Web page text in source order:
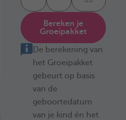
Bereken je
Groeipakket
De berekening van
het Groeipakket
gebeurt op basis
van de
geboortedatum
van je kind én het